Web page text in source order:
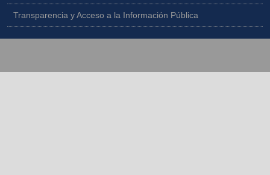
Transparencia y Acceso a la Información Pública